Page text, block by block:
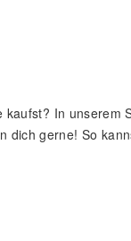
In unserem
dich gerne! So